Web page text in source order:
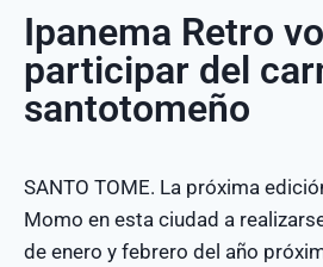
Ipanema Retro
participar del
santotomeño
SANTO TOME. La próxima
Momo en esta ciudad a
de enero y febrero del año